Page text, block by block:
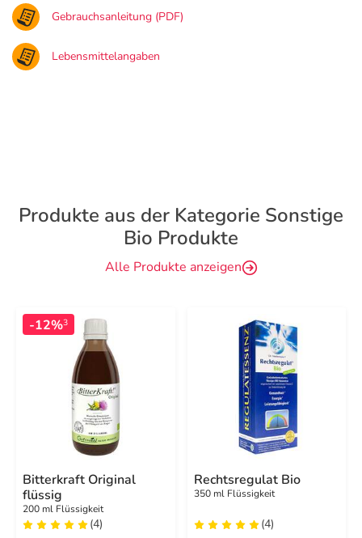
Gebrauchsanleitung (PDF)
Lebensmittelangaben
Produkte aus der Kategorie Sonstige
Bio Produkte
Alle Produkte anzeigen
-12%3
Bitterkraft Original
flüssig
200 ml Flüssigkeit
(4)
Rechtsregulat Bio
350 ml Flüssigkeit
(4)